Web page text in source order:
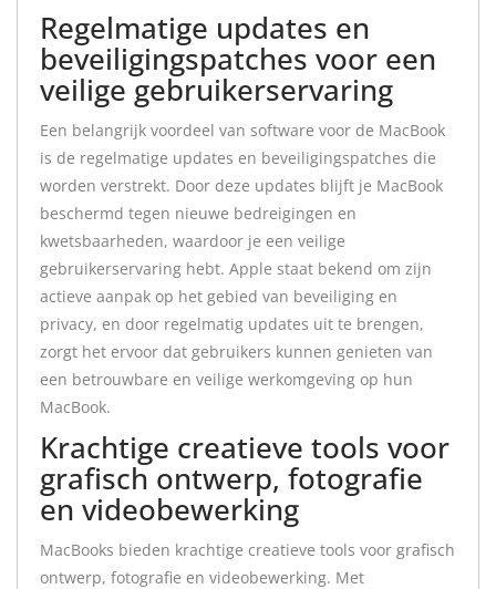
Regelmatige updates en
beveiligingspatches voor een
veilige gebruikerservaring
Een belangrijk voordeel van software voor de MacBook
is de regelmatige updates en beveiligingspatches die
worden verstrekt. Door deze updates blijft je MacBook
beschermd tegen nieuwe bedreigingen en
kwetsbaarheden, waardoor je een veilige
gebruikerservaring hebt. Apple staat bekend om zijn
actieve aanpak op het gebied van beveiliging en
privacy, en door regelmatig updates uit te brengen,
zorgt het ervoor dat gebruikers kunnen genieten van
een betrouwbare en veilige werkomgeving op hun
MacBook.
Krachtige creatieve tools voor
grafisch ontwerp, fotografie
en videobewerking
MacBooks bieden krachtige creatieve tools voor grafisch
ontwerp, fotografie en videobewerking. Met